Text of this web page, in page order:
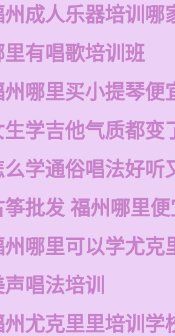
州成人乐器培训哪
里有唱歌培训班
州哪里买小提琴便
生学吉他气质都变
么学通俗唱法好听
筝批发 福州哪里
州哪里可以学尤克
声唱法培训
州尤克里里培训学